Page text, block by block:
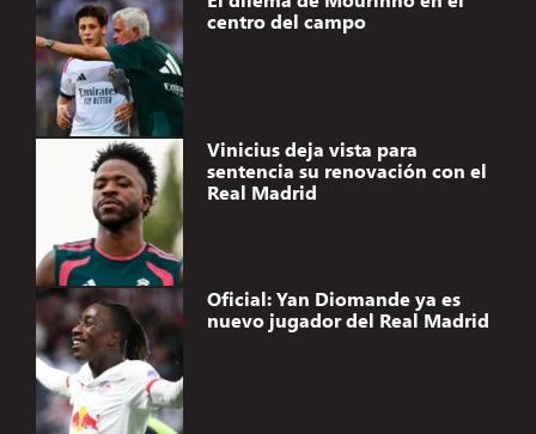
centro del campo
Vinicius deja vista para
sentencia su renovación con el
Real Madrid
Oficial: Yan Diomande ya es
nuevo jugador del Real Madrid